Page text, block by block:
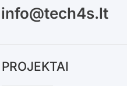
info@tech4s.lt
PROJEKTAI